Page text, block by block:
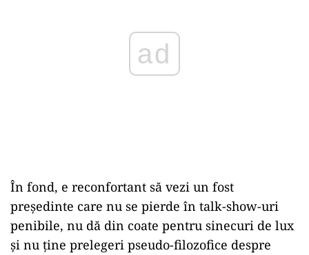
ad
În fond, e reconfortant să vezi un fost
președinte care nu se pierde în talk-show-uri
penibile, nu dă din coate pentru sinecuri de lux
și nu ține prelegeri pseudo-filozofice despre